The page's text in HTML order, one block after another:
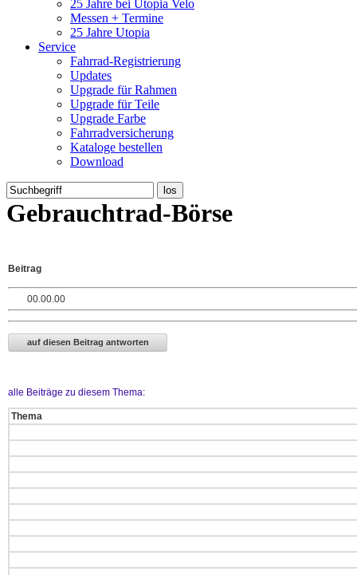
25 Jahre bei Utopia Velo
Messen + Termine
25 Jahre Utopia
Service
Fahrrad-Registrierung
Updates
Upgrade für Rahmen
Upgrade für Teile
Upgrade Farbe
Fahrradversicherung
Kataloge bestellen
Download
Gebrauchtrad-Börse
Beitrag
00.00.00
alle Beiträge zu diesem Thema:
Thema